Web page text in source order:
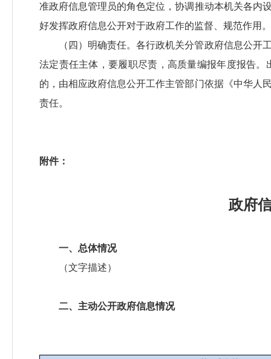
准政府信息管理员的角色定位，协调推动本机关各内
好发挥政府信息公开对于政府工作的监督、规范作用。
（四）明确责任。各行政机关分管政府信息公开
法定责任主体，要履职尽责，高质量编报年度报告
的，由相应政府信息公开工作主管部门依据《中华人
责任。
附件：
政府
一、总体情况
（文字描述）
二、主动公开政府信息情况